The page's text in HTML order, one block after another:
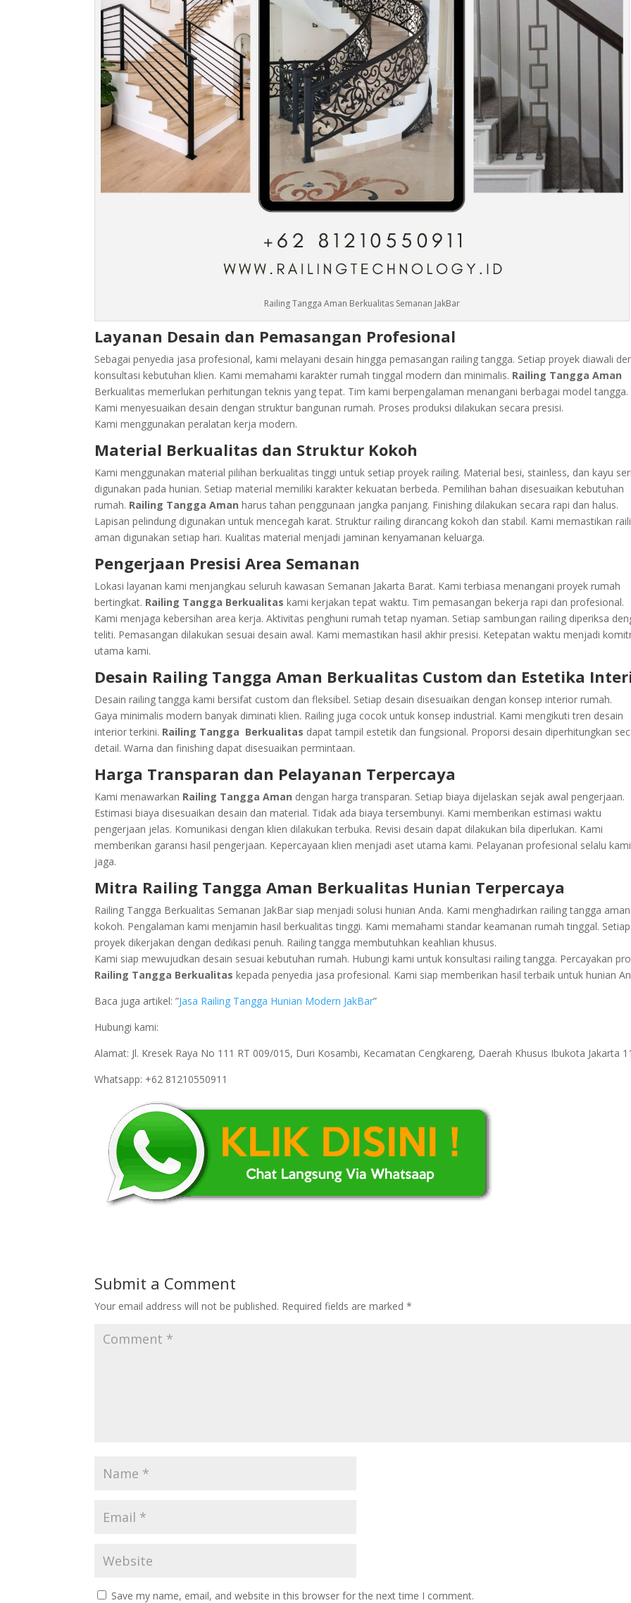
Railing Tangga Aman Berkualitas Semanan JakBar
Layanan Desain dan Pemasangan Profesional
Sebagai penyedia jasa profesional, kami melayani desain hingga pemasangan railing tangga. Setiap proyek diawali
konsultasi kebutuhan klien. Kami memahami karakter rumah tinggal modern dan minimalis. Railing Tangga Aman
Berkualitas memerlukan perhitungan teknis yang tepat. Tim kami berpengalaman menangani berbagai model tangga.
Kami menyesuaikan desain dengan struktur bangunan rumah. Proses produksi dilakukan secara presisi.
Kami menggunakan peralatan kerja modern.
Material Berkualitas dan Struktur Kokoh
Kami menggunakan material pilihan berkualitas tinggi untuk setiap proyek railing. Material besi, stainless, dan kayu
digunakan pada hunian. Setiap material memiliki karakter kekuatan berbeda. Pemilihan bahan disesuaikan kebutuhan
rumah. Railing Tangga Aman harus tahan penggunaan jangka panjang. Finishing dilakukan secara rapi dan halus.
Lapisan pelindung digunakan untuk mencegah karat. Struktur railing dirancang kokoh dan stabil. Kami memastikan
aman digunakan setiap hari. Kualitas material menjadi jaminan kenyamanan keluarga.
Pengerjaan Presisi Area Semanan
Lokasi layanan kami menjangkau seluruh kawasan Semanan Jakarta Barat. Kami terbiasa menangani proyek rumah
bertingkat. Railing Tangga Berkualitas kami kerjakan tepat waktu. Tim pemasangan bekerja rapi dan profesional.
Kami menjaga kebersihan area kerja. Aktivitas penghuni rumah tetap nyaman. Setiap sambungan railing diperiksa
teliti. Pemasangan dilakukan sesuai desain awal. Kami memastikan hasil akhir presisi. Ketepatan waktu menjadi
utama kami.
Desain Railing Tangga Aman Berkualitas Custom dan Estetika
Desain railing tangga kami bersifat custom dan fleksibel. Setiap desain disesuaikan dengan konsep interior rumah.
Gaya minimalis modern banyak diminati klien. Railing juga cocok untuk konsep industrial. Kami mengikuti tren desain
interior terkini. Railing Tangga Berkualitas dapat tampil estetik dan fungsional. Proporsi desain diperhitungkan
detail. Warna dan finishing dapat disesuaikan permintaan.
Harga Transparan dan Pelayanan Terpercaya
Kami menawarkan Railing Tangga Aman dengan harga transparan. Setiap biaya dijelaskan sejak awal pengerjaan.
Estimasi biaya disesuaikan desain dan material. Tidak ada biaya tersembunyi. Kami memberikan estimasi waktu
pengerjaan jelas. Komunikasi dengan klien dilakukan terbuka. Revisi desain dapat dilakukan bila diperlukan. Kami
memberikan garansi hasil pengerjaan. Kepercayaan klien menjadi aset utama kami. Pelayanan profesional selalu kami
jaga.
Mitra Railing Tangga Aman Berkualitas Hunian Terpercaya
Railing Tangga Berkualitas Semanan JakBar siap menjadi solusi hunian Anda. Kami menghadirkan railing tangga
kokoh. Pengalaman kami menjamin hasil berkualitas tinggi. Kami memahami standar keamanan rumah tinggal. Setiap
proyek dikerjakan dengan dedikasi penuh. Railing tangga membutuhkan keahlian khusus.
Kami siap mewujudkan desain sesuai kebutuhan rumah. Hubungi kami untuk konsultasi railing tangga. Percayakan
Railing Tangga Berkualitas kepada penyedia jasa profesional. Kami siap memberikan hasil terbaik untuk hunian
Baca juga artikel: ”Jasa Railing Tangga Hunian Modern JakBar”
Hubungi kami:
Alamat: Jl. Kresek Raya No 111 RT 009/015, Duri Kosambi, Kecamatan Cengkareng, Daerah Khusus Ibukota Jakarta
Whatsapp: +62 81210550911
Submit a Comment
Your email address will not be published. Required fields are marked*
Save my name, email, and website in this browser for the next time I comment.